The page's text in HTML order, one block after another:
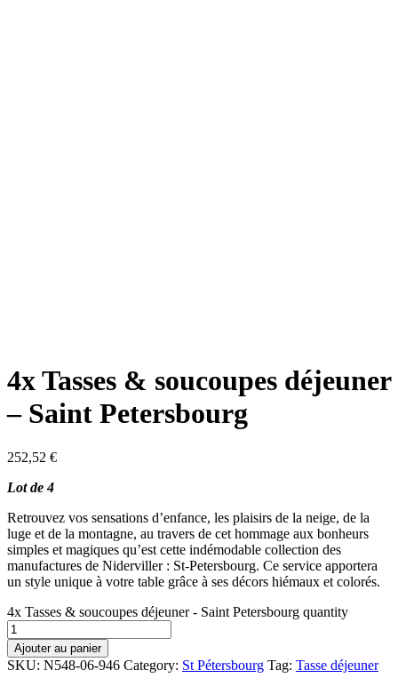
4x Tasses & soucoupes déjeuner
– Saint Petersbourg
252,52 €
Lot de 4
Retrouvez vos sensations d’enfance, les plaisirs de la neige, de la
luge et de la montagne, au travers de cet hommage aux bonheurs
simples et magiques qu’est cette indémodable collection des
manufactures de Niderviller : St-Petersbourg. Ce service apportera
un style unique à votre table grâce à ses décors hiémaux et colorés.
4x Tasses & soucoupes déjeuner - Saint Petersbourg quantity
Ajouter au panier
SKU: N548-06-946 Category: St Pétersbourg Tag: Tasse déjeuner